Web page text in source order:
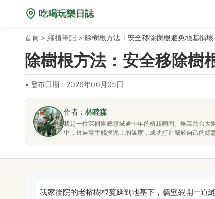
吃喝玩樂日誌
首頁 > 綠植筆記 > 除樹根方法：安全移除樹根避免地基損壞
除樹根方法：安全移除樹
• 發布日期：2026年06月05日
作者： 林睦森
我是一位深耕園藝領域逾十年的植栽顧問。畢業於台
中，透過雙手觸摸泥土的溫度，成功打造屬於自己的綠
我家後院的老榕樹根蔓延到地基下，牆壁裂開一道